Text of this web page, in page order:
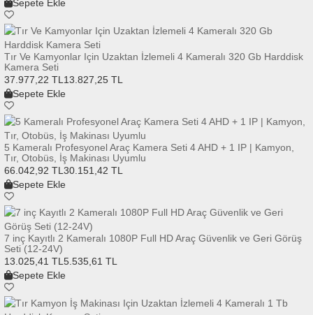
Sepete Ekle
Tır Ve Kamyonlar Için Uzaktan İzlemeli 4 Kameralı 320 Gb Harddisk
Kamera Seti
37.977,22 TL 13.827,25 TL
Sepete Ekle
5 Kameralı Profesyonel Araç Kamera Seti 4 AHD + 1 IP | Kamyon,
Tır, Otobüs, İş Makinası Uyumlu
66.042,92 TL 30.151,42 TL
Sepete Ekle
7 inç Kayıtlı 2 Kameralı 1080P Full HD Araç Güvenlik ve Geri Görüş
Seti (12-24V)
13.025,41 TL 5.535,61 TL
Sepete Ekle